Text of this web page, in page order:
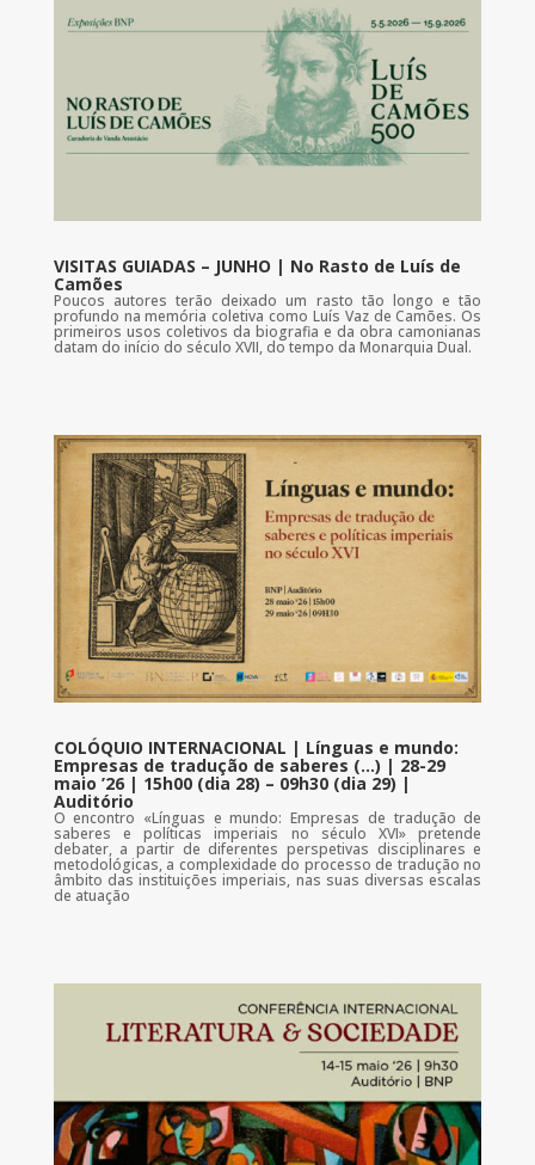
VISITAS GUIADAS – JUNHO | No Rasto de Luís de
Camões
Poucos autores terão deixado um rasto tão longo e tão
profundo na memória coletiva como Luís Vaz de Camões. Os
primeiros usos coletivos da biografia e da obra camonianas
datam do início do século XVII, do tempo da Monarquia Dual.
COLÓQUIO INTERNACIONAL | Línguas e mundo:
Empresas de tradução de saberes (…) | 28-29
maio ’26 | 15h00 (dia 28) – 09h30 (dia 29) |
Auditório
O encontro «Línguas e mundo: Empresas de tradução de
saberes e políticas imperiais no século XVI» pretende
debater, a partir de diferentes perspetivas disciplinares e
metodológicas, a complexidade do processo de tradução no
âmbito das instituições imperiais, nas suas diversas escalas
de atuação